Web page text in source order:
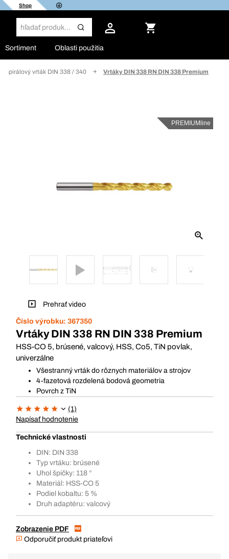
Shop
Sortiment Oblasti použitia
Špirálový vrták DIN 338 / 340 Vrtáky DIN 338 RN DIN 338 Premium
PREMIUMline
Prehrať video
Číslo výrobku: 367350
Vrtáky DIN 338 RN DIN 338 Premium
HSS-CO 5, brúsené, valcový, HSS, Co5, TiN povlak,
univerzálne
Všestranný vrták do rôznych materiálov a strojov
4-fazetová rozdelená bodová geometria
Povrch z TiN
(1)
Napísať hodnotenie
Technické vlastnosti
DIN: DIN 338
Typ vrtáku: brúsené
Uhol špičky: 118 °
Materiál: HSS-CO 5
Podiel kobaltu: 5 %
Druh adaptéru: valcový
Zobrazenie PDF
Odporučiť produkt priateľovi